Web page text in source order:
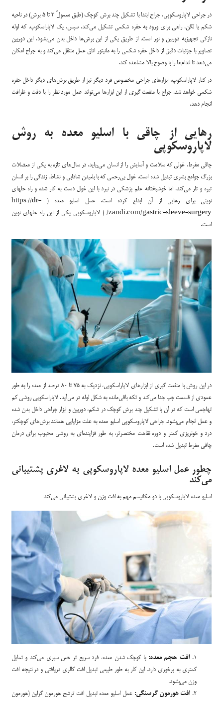
در جراحی لاپاروسکوپی، جراح ابتدا با تشکیل چند برش کوچک (طبق معمولً 3 تا 5 برش) در ناحیه
شکم یا لگن، راهی برای ورود به حفره شکمی تشکیل می‌کند. سپس، یک لاپاراسکوپ، که لوله
نازکی تجهیزبه دوربین و نور است، از طریق یکی از این برش‌ها داخل بدن می‌بشود. این دوربین
تصاویر با جزئیات دقیق از داخل حفره شکمی را به مانیتور اتاق عمل منتقل می‌کند و به جراح امکان
می‌دهد تا اندام‌ها را با وضوح بالا مشاهده کند.
در کنار لاپاراسکوپ، ابزارهای جراحی مخصوص فرد دیگر نیز از طریق برش‌های دیگر داخل حفره
شکمی خواهد شد. جراح با منفعت گیری از این ابزارها می‌تواند عمل مورد نظر را با دقت و ظرافت
انجام دهد.
رهایی از چاقی با اسلیو معده به روش
لاپاروسکوپی
چاقی مفرط، غولی که سلامت و آسایش را از انسان می‌رباید، در سال‌های تازه به یکی از معضلات
بزرگ جوامع بشری تبدیل شده است. غول بی‌رحمی که با بلعیدن شادابی و نشاط، زندگی را بر انسان
تیره و تار می‌کند. اما خوشبختانه علم پزشکی در نبرد با این غول دست به کار شده و راه حلهای
نوینی برای رهایی از آن ابداع کرده است. عمل اسلیو معده ( https://dr-
zandi.com/gastric-sleeve-surgery/ ) لاپاروسکوپی یکی از این راه حلهای نوین
است.
در این روش با منفعت گیری از ابزارهای لاپاراسکوپی، نزدیک به 75 تا 80 درصد از معده را به طور
عمودی از قسمت چپ جدا می‌کند و تکه باقی‌مانده به شکل لوله در می‌آید. لاپاراسکوپی روشی کم
تهاجمی است که در آن با تشکیل چند برش کوچک در شکم، دوربین و ابزار جراحی داخل بدن شده
و عمل انجام می‌بشود. جراحی لاپاروسکوپی اسلیو معده به علت مزایایی همانند برش‌های کوچکتر،
درد و خونریزی کمتر و دوره نقاهت مختصر‌تر، به طور فزاینده‌ای به روشی محبوب برای درمان
چاقی مفرط تبدیل شده است.
چطور عمل اسلیو معده لاپاروسکوپی به لاغری پشتیبانی
می‌کند
اسلیو معده لاپاروسکوپی با دو مکانیسم مهم به افت وزن و لاغری پشتیبانی می‌کند:
افت حجم معده: با کوچک شدن معده، فرد سریع تر حس سیری می‌کند و تمایل
کمتری به پرخوری دارد. این کار به طور طبیعی تبدیل افت کالری دریافتی و در نتیجه افت
وزن می‌بشود.
افت هورمون گرسنگی: عمل اسلیو معده تبدیل افت ترشح هورمون گرلین (هورمون